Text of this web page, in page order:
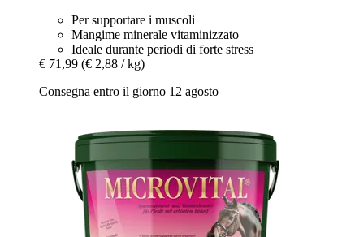
Per supportare i muscoli
Mangime minerale vitaminizzato
Ideale durante periodi di forte stress
€ 71,99 (€ 2,88 / kg)
Consegna entro il giorno 12 agosto